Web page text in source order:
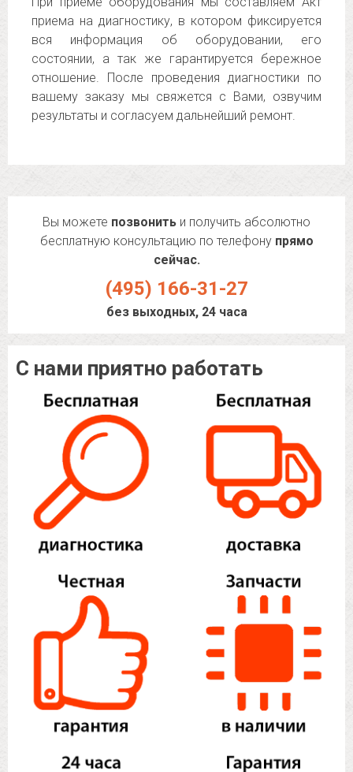
приема на диагностику, в котором фиксируется
вся информация об оборудовании, его
состоянии, а так же гарантируется бережное
отношение. После проведения диагностики по
вашему заказу мы свяжется с Вами, озвучим
результаты и согласуем дальнейший ремонт.
Вы можете позвонить и получить абсолютно
бесплатную консультацию по телефону прямо
сейчас.
(495) 166-31-27
без выходных, 24 часа
С нами приятно работать